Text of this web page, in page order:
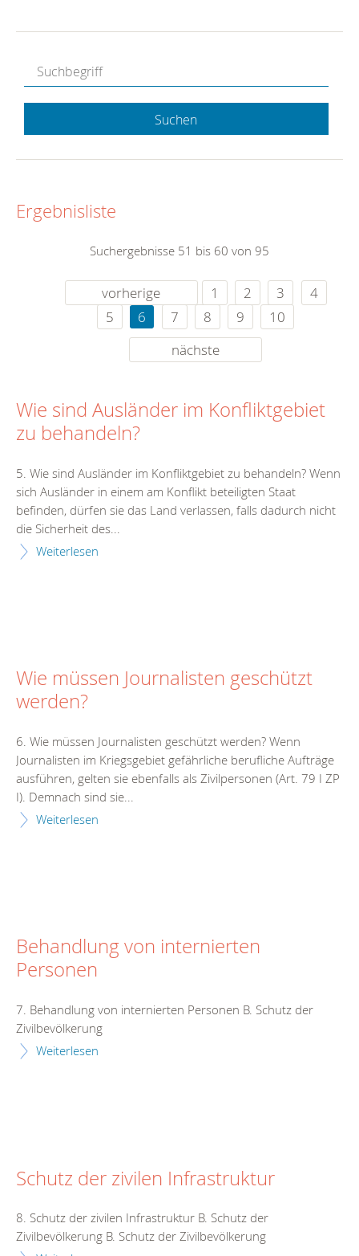
Suchen
Ergebnisliste
Suchergebnisse 51 bis 60 von 95
vorherige 1 2 3
4
5
6 7 8 9
10
nächste
Wie sind Ausländer im Konfliktgebiet
zu behandeln?
5. Wie sind Ausländer im Konfliktgebiet zu behandeln? Wenn
sich Ausländer in einem am Konflikt beteiligten Staat
befinden, dürfen sie das Land verlassen, falls dadurch nicht
die Sicherheit des...
Weiterlesen
Wie müssen Journalisten geschützt
werden?
6. Wie müssen Journalisten geschützt werden? Wenn
Journalisten im Kriegsgebiet gefährliche berufliche Aufträge
ausführen, gelten sie ebenfalls als Zivilpersonen (Art. 79 I ZP
I). Demnach sind sie...
Weiterlesen
Behandlung von internierten
Personen
7. Behandlung von internierten Personen B. Schutz der
Zivilbevölkerung
Weiterlesen
Schutz der zivilen Infrastruktur
8. Schutz der zivilen Infrastruktur B. Schutz der
Zivilbevölkerung B. Schutz der Zivilbevölkerung